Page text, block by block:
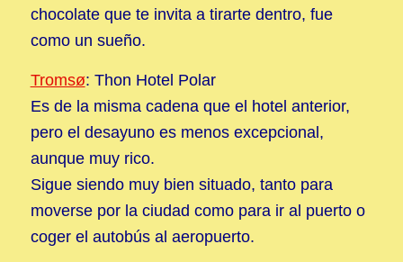
chocolate que te invita a tirarte dentro, fue
como un sueño.
Tromsø: Thon Hotel Polar
Es de la misma cadena que el hotel anterior,
pero el desayuno es menos excepcional,
aunque muy rico.
Sigue siendo muy bien situado, tanto para
moverse por la ciudad como para ir al puerto o
coger el autobús al aeropuerto.